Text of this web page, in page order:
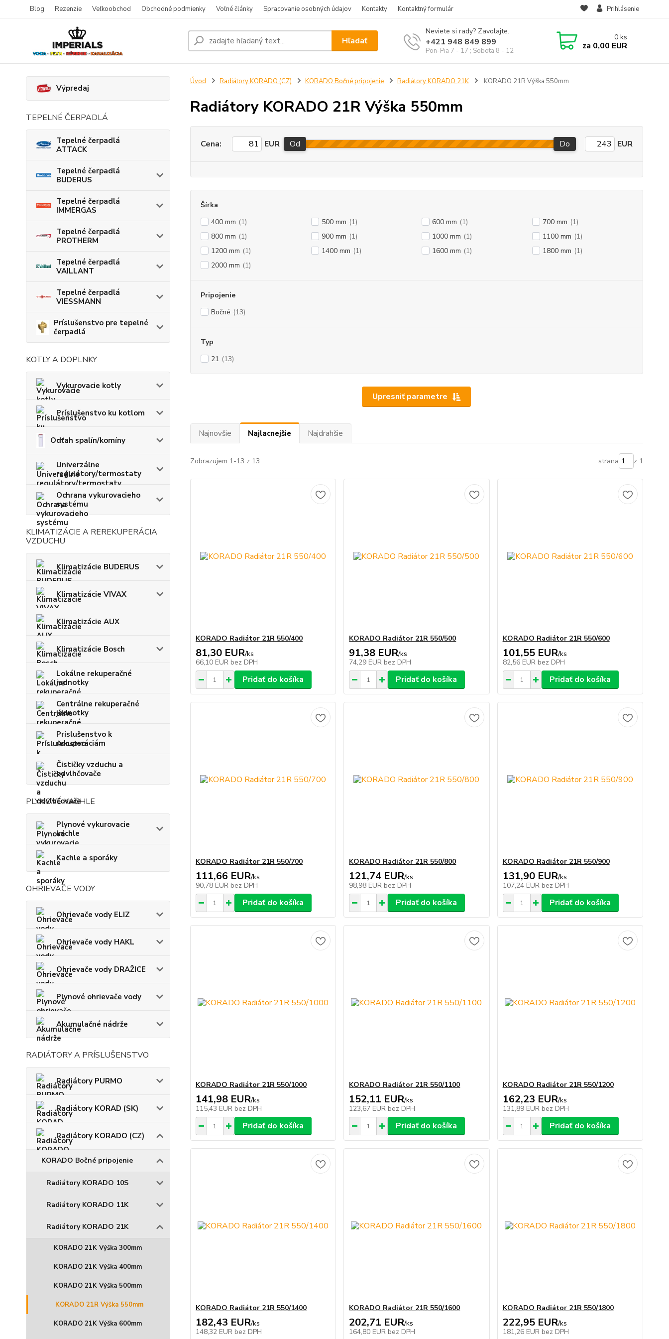
Blog Rezenzie Veľkoobchod Obchodné podmienky Voľné články Spracovanie osobných údajov Kontakty Kontaktný formulár Prihlásenie
Hľadať
Neviete si rady? Zavolajte.
+421 948 849 899
Pon-Pia 7 - 17 ; Sobota 8 - 12
0 ks
za 0,00 EUR
Výpredaj
TEPELNÉ ČERPADLÁ
Tepelné čerpadlá
ATTACK
Tepelné čerpadlá
BUDERUS
Tepelné čerpadlá
IMMERGAS
Tepelné čerpadlá
PROTHERM
Tepelné čerpadlá
VAILLANT
Tepelné čerpadlá
VIESSMANN
Príslušenstvo pre tepelné
čerpadlá
KOTLY A DOPLNKY
Vykurovacie kotly
Príslušenstvo ku kotlom
Odťah spalín/komíny
Univerzálne
regulátory/termostaty
Ochrana vykurovacieho
systému
KLIMATIZÁCIE A REREKUPERÁCIA
VZDUCHU
Klimatizácie BUDERUS
Klimatizácie VIVAX
Klimatizácie AUX
Klimatizácie Bosch
Lokálne rekuperačné
jednotky
Centrálne rekuperačné
jednotky
Príslušenstvo k
rekuperáciám
Čističky vzduchu a
odvlhčovače
PLYNOVÉ KACHLE
Plynové vykurovacie
kachle
Kachle a sporáky
OHRIEVAČE VODY
Ohrievače vody ELIZ
Ohrievače vody HAKL
Ohrievače vody DRAŽICE
Plynové ohrievače vody
Akumulačné nádrže
RADIÁTORY A PRÍSLUŠENSTVO
Radiátory PURMO
Radiátory KORAD (SK)
Radiátory KORADO (CZ)
KORADO Bočné pripojenie
Radiátory KORADO 10S
Radiátory KORADO 11K
Radiátory KORADO 21K
KORADO 21K Výška 300mm
KORADO 21K Výška 400mm
KORADO 21K Výška 500mm
KORADO 21R Výška 550mm
KORADO 21K Výška 600mm
Úvod Radiátory KORADO (CZ) KORADO Bočné pripojenie Radiátory KORADO 21K KORADO 21R Výška 550mm
Radiátory KORADO 21R Výška 550mm
Upresniť parametre
Cena: EUR Od Do EUR
Šírka
400 mm (1) 500 mm (1) 600 mm (1) 700 mm (1)
800 mm (1) 900 mm (1) 1000 mm (1) 1100 mm (1)
1200 mm (1) 1400 mm (1) 1600 mm (1) 1800 mm (1)
2000 mm (1)
Pripojenie
Bočné (13)
Typ
21 (13)
Najnovšie Najlacnejšie Najdrahšie
Zobrazujem 1-13 z 13 strana z 1
KORADO Radiátor 21R 550/400
81,30 EUR/ks
66,10 EUR bez DPH
Pridať do košíka
KORADO Radiátor 21R 550/500
91,38 EUR/ks
74,29 EUR bez DPH
Pridať do košíka
KORADO Radiátor 21R 550/600
101,55 EUR/ks
82,56 EUR bez DPH
Pridať do košíka
KORADO Radiátor 21R 550/700
111,66 EUR/ks
90,78 EUR bez DPH
Pridať do košíka
KORADO Radiátor 21R 550/800
121,74 EUR/ks
98,98 EUR bez DPH
Pridať do košíka
KORADO Radiátor 21R 550/900
131,90 EUR/ks
107,24 EUR bez DPH
Pridať do košíka
KORADO Radiátor 21R 550/1000
141,98 EUR/ks
115,43 EUR bez DPH
Pridať do košíka
KORADO Radiátor 21R 550/1100
152,11 EUR/ks
123,67 EUR bez DPH
Pridať do košíka
KORADO Radiátor 21R 550/1200
162,23 EUR/ks
131,89 EUR bez DPH
Pridať do košíka
KORADO Radiátor 21R 550/1400
182,43 EUR/ks
148,32 EUR bez DPH
KORADO Radiátor 21R 550/1600
202,71 EUR/ks
164,80 EUR bez DPH
KORADO Radiátor 21R 550/1800
222,95 EUR/ks
181,26 EUR bez DPH